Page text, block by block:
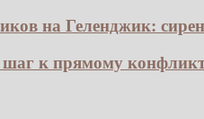
на Геленджик:
к прямому